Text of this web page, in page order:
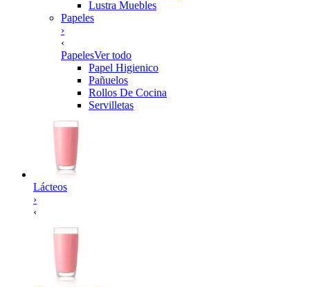
Lustra Muebles
Papeles
›
‹
PapelesVer todo
Papel Higienico
Pañuelos
Rollos De Cocina
Servilletas
Lácteos
›
‹